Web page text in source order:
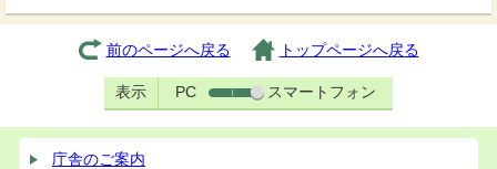
前のページへ戻る トップページへ戻る
表示 PC スマートフォン
庁舎のご案内